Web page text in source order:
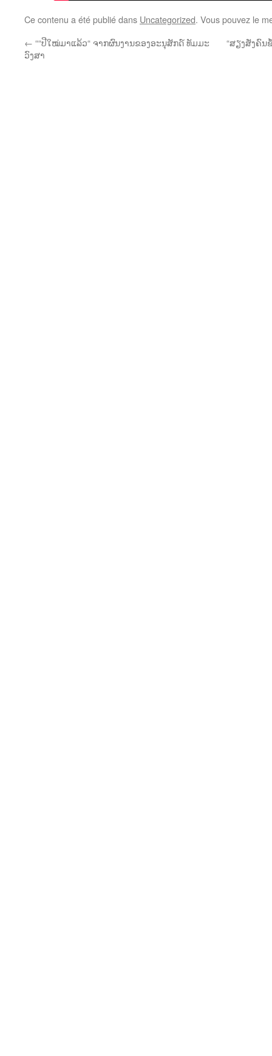
Ce contenu a été publié dans Uncategorized. Vous pouvez le
← ““ປີໃໝ່ມາແລ້ວ“ ຈາກຜົນງານຂອງອະນຸສັກດ໌ ທັມມະ
ວົງສາ
“ສຽງສັ່ງຄົນ